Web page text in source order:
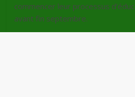
commencer leur processus
avant fin septembre.